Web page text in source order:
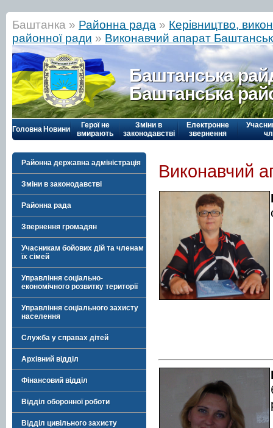
Баштанка » Районна рада » Керівництво,
районної ради » Виконавчий апарат
Баштанська
Баштанська
Головна Новини
Герої не
вмирають
Зміни в
законодавстві
Електронне
звернення
Районна державна адміністрація
Зміни в законодавстві
Районна рада
Звернення громадян
Учасникам бойових дій та членам
їх сімей
Управління соціально-
економічного розвитку території
Управління соціального захисту
населення
Служба у справах дітей
Архівний відділ
Фінансовий відділ
Відділ оборонної роботи
Відділ цивільного захисту
Виконавчий